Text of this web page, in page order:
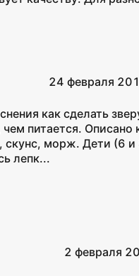
24 февраля
как сделать
питается. Описано
скунс, морж. Дети (6 и
лепк...
2 февраля